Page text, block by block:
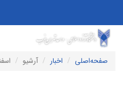
صفحه‌اصلی
اخبار آرشیو اسفند ۱۴۰۰